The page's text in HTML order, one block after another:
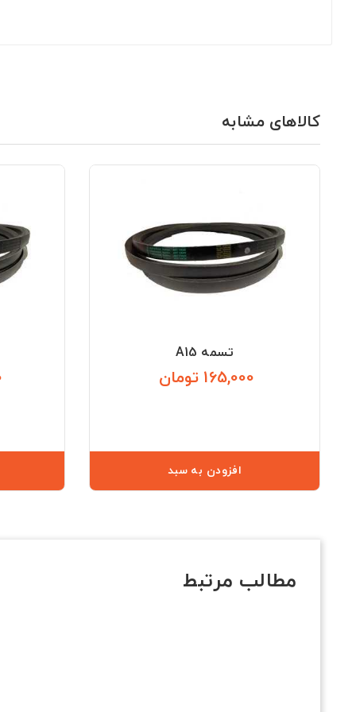
کالاهای مشابه
تسمه A15
165,000 تومان
افزودن به سبد
مطالب مرتبط